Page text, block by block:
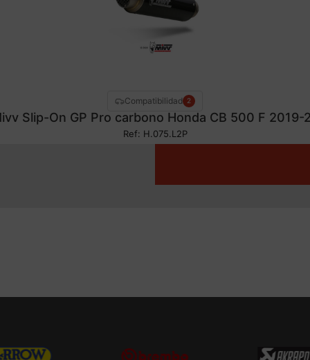
Compatibilidad 2
Slip-On GP Pro carbono Honda CB 500 F 2019-
Ref: H.075.L2P